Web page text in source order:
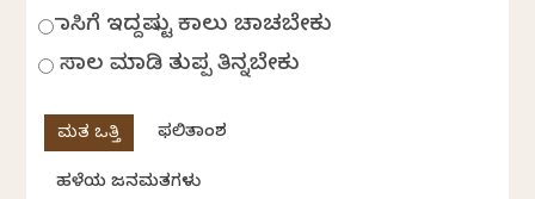
ಹಾಸಿಗೆ ಇದ್ದಷ್ಟು ಕಾಲು ಚಾಚಬೇಕು
ಸಾಲ ಮಾಡಿ ತುಪ್ಪ ತಿನ್ನಬೇಕು
ಫಲಿತಾಂಶ
ಹಳೆಯ ಜನಮತಗಳು